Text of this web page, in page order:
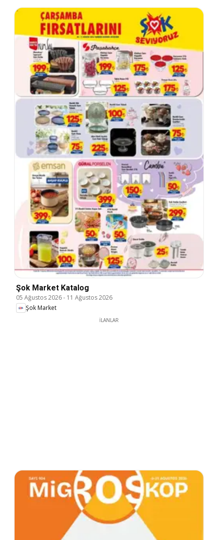
Şok Market Katalog
05 Ağustos 2026- 11 Ağustos 2026
Şok Market
İLANLAR